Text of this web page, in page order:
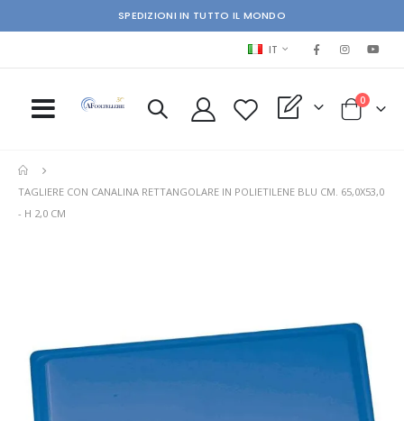
SPEDIZIONI IN TUTTO IL MONDO
LINGUA
IT
My Quote Cart
0elementi
TAGLIERE CON CANALINA RETTANGOLARE IN POLIETILENE BLU CM. 65,0X53,0
- H 2,0 CM
images
gallery